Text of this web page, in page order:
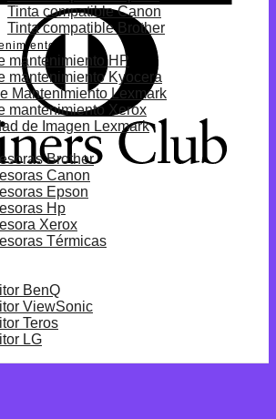
Tinta compatible Canon
Tinta compatible Brother
mantenimiento HP
mantenimiento Kyocera
Mantenimiento Lexmark
mantenimiento Xerox
de Imagen Lexmark
Brother
Canon
Epson
Hp
Xerox
Térmicas
BenQ
ViewSonic
Teros
LG